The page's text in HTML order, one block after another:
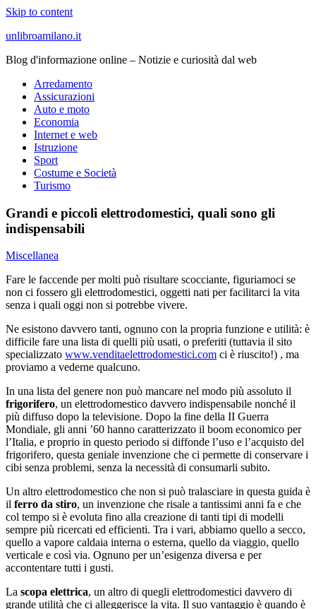
Skip to content
unlibroamilano.it
Blog d'informazione online – Notizie e curiosità dal web
Arredamento
Assicurazioni
Auto e moto
Economia
Internet e web
Istruzione
Sport
Costume e Società
Turismo
Grandi e piccoli elettrodomestici, quali sono gli
indispensabili
Miscellanea
Fare le faccende per molti può risultare scocciante, figuriamoci se
non ci fossero gli elettrodomestici, oggetti nati per facilitarci la vita
senza i quali oggi non si potrebbe vivere.
Ne esistono davvero tanti, ognuno con la propria funzione e utilità: è
difficile fare una lista di quelli più usati, o preferiti (tuttavia il sito
specializzato www.venditaelettrodomestici.com ci è riuscito!) , ma
proviamo a vederne qualcuno.
In una lista del genere non può mancare nel modo più assoluto il
frigorifero, un elettrodomestico davvero indispensabile nonché il
più diffuso dopo la televisione. Dopo la fine della II Guerra
Mondiale, gli anni ’60 hanno caratterizzato il boom economico per
l’Italia, e proprio in questo periodo si diffonde l’uso e l’acquisto del
frigorifero, questa geniale invenzione che ci permette di conservare i
cibi senza problemi, senza la necessità di consumarli subito.
Un altro elettrodomestico che non si può tralasciare in questa guida è
il ferro da stiro, un invenzione che risale a tantissimi anni fa e che
col tempo si è evoluta fino alla creazione di tanti tipi di modelli
sempre più ricercati ed efficienti. Tra i vari, abbiamo quello a secco,
quello a vapore caldaia interna o esterna, quello da viaggio, quello
verticale e così via. Ognuno per un’esigenza diversa e per
accontentare tutti i gusti.
La scopa elettrica, un altro di quegli elettrodomestici davvero di
grande utilità che ci alleggerisce la vita. Il suo vantaggio è quando è